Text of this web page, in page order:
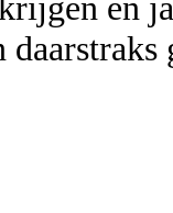
daarstraks